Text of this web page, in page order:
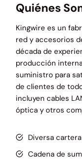
Quiénes
Kingwire es un
red y accesorios
década de
producción
suministro para
de clientes de
incluyen cables
óptica y otros
Diversa
Cadena de